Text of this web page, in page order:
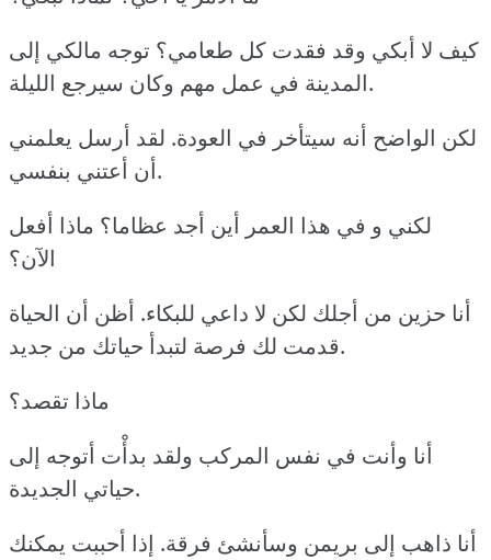
كيف لا أبكي وقد فقدت كل طعامي؟ توجه مالكي إلى
المدينة في عمل مهم وكان سيرجع الليلة.
لكن الواضح أنه سيتأخر في العودة. لقد أرسل يعلمني
أن أعتني بنفسي.
لكني و في هذا العمر أين أجد عظاما؟ ماذا أفعل
الآن؟
أنا حزين من أجلك لكن لا داعي للبكاء. أظن أن الحياة
قدمت لك فرصة لتبدأ حياتك من جديد.
ماذا تقصد؟
أنا وأنت في نفس المركب ولقد بدأْت أتوجه إلى
حياتي الجديدة.
أنا ذاهب إلى بريمن وسأنشئ فرقة. إذا أحببت يمكنك